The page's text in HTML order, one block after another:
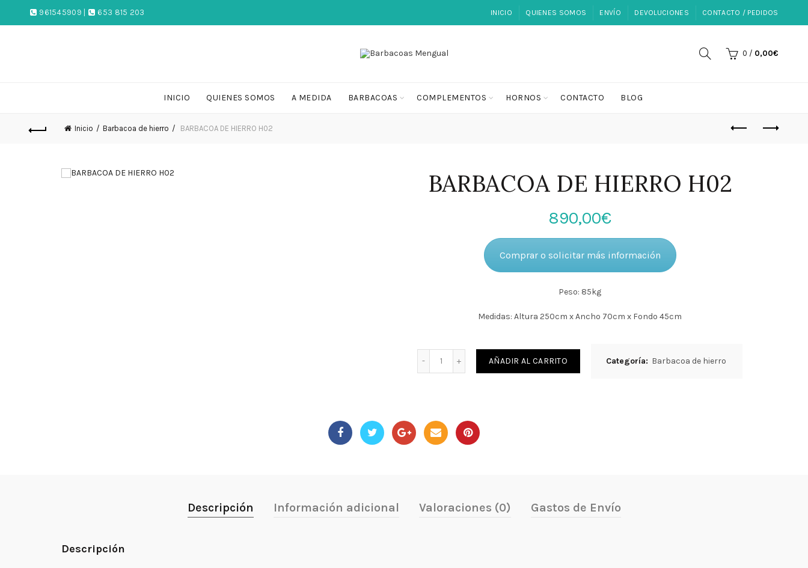
961545909 | 653 815 203 INICIO QUIENES SOMOS ENVÍO DEVOLUCIONES CONTACTO / PEDIDOS
0 / 0,00€
INICIO QUIENES SOMOS A MEDIDA BARBACOAS COMPLEMENTOS HORNOS CONTACTO BLOG
Inicio Barbacoa de hierro BARBACOA DE HIERRO H02
BARBACOA DE HIERRO H02
890,00€
Comprar o solicitar más información
Peso: 85kg
Medidas: Altura 250cm x Ancho 70cm x Fondo 45cm
Cantidad
AÑADIR AL CARRITO Categoría: Barbacoa de hierro
Descripción Información adicional Valoraciones (0) Gastos de Envío
Descripción